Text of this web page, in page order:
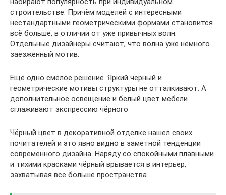
строительстве. Причём моделей с интересными
нестандартными геометрическими формами становится
всё больше, в отличии от уже привычных волн.
Отдельные дизайнеры считают, что волна уже немного
заезженный мотив.
Ещё одно смелое решение. Яркий чёрный и
геометрические мотивы структуры не отталкивают. А
дополнительное освещение и белый цвет мебели
сглаживают экспрессию чёрного
Чёрный цвет в декоративной отделке нашел своих
почитателей и это явно видно в заметной тенденции
современного дизайна. Наряду со спокойными плавными
и тихими красками чёрный врывается в интерьер,
захватывая всё больше пространства.